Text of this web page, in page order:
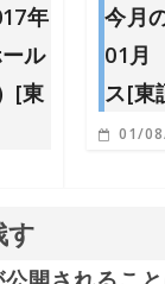
年
ル
[東
今月
01月
ス[東
01/
す